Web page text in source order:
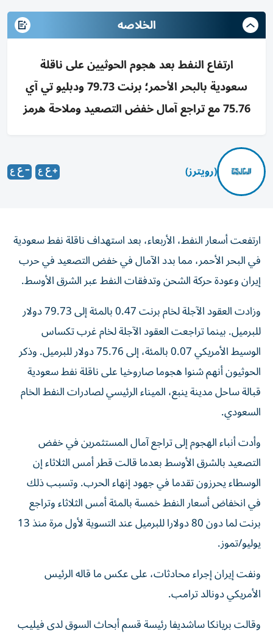
الخلاصه
ارتفاع النفط بعد هجوم الحوثيين على ناقلة
سعودية بالبحر الأحمر؛ برنت 79.73 ودبليو تي آي
75.76 مع تراجع آمال خفض التصعيد وملاحة هرمز
(رويترز)
ارتفعت أسعار النفط، الأربعاء، بعد استهداف ناقلة نفط سعودية
‌في البحر الأحمر، مما بدد الآمال في خفض التصعيد في حرب ​
إيران وعودة حركة الشحن وتدفقات النفط عبر الشرق الأوسط.
وزادت العقود ‌الآجلة لخام برنت 0.47 بالمئة إلى 79.73 دولار
للبرميل. بينما تراجعت العقود الآجلة لخام غرب تكساس
الوسيط الأمريكي 0.07 بالمئة، إلى 75.76 دولار للبرميل. وذكر
الحوثيون أنهم شنوا هجوما صاروخيا على ناقلة نفط سعودية
قبالة ساحل مدينة ينبع، الميناء الرئيسي لصادرات النفط الخام
السعودي.
وأدت أنباء الهجوم إلى تراجع آمال المستثمرين في خفض
التصعيد بالشرق الأوسط ​بعدما قالت قطر أمس الثلاثاء إن
الوسطاء يحرزون تقدما في ‌جهود إنهاء الحرب. وتسبب ذلك
في انخفاض أسعار النفط خمسة بالمئة أمس الثلاثاء وتراجع
برنت لما دون 80 دولارا للبرميل عند التسوية لأول مرة منذ 13
يوليو/تموز.
ونفت إيران إجراء محادثات، على عكس ما قاله الرئيس
الأمريكي دونالد ترامب.
وقالت بريانكا ساشديفا رئيسة قسم أبحاث السوق لدى فيليب ​